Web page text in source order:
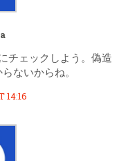
チェックしよう。偽造
ないからね。
14:16